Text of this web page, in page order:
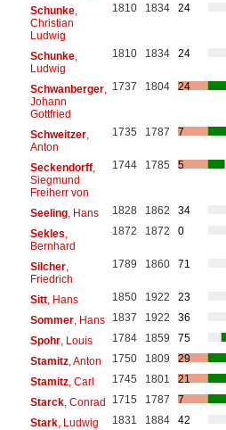
Schunke,
Christian
Ludwig
1810 1834 24
Schunke,
Ludwig
1810 1834 24
Schwanberger,
Johann
Gottfried
1737 1804 24
Schweitzer,
Anton
1735 1787 7
Seckendorff,
Siegmund
Freiherr von
1744 1785 5
Seeling, Hans 1828 1862
34
Sekles
Bernhard
1872 1872 0
Silcher,
Friedrich
1789 1860 71
Sitt, Hans 1850 1922
23
Sommer, Hans 1837 1922
36
Spohr, Louis 1784 1859
75
Stamitz, Anton 1750 1809
29
Stamitz, Carl 1745 1801
21
Starck, Conrad 1715 1787
7
Stark, Ludwig 1831 1884
42